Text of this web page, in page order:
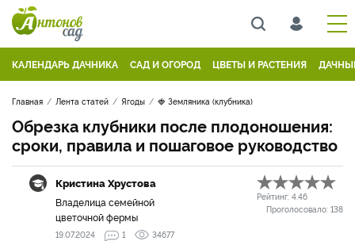
КАЛЕНДАРЬ ДАЧНИКА САД И ОГОРОД ЦВЕТЫ И РАСТЕНИЯ
Главная Лента статей Ягоды 🍓 Земляника (клубника)
Обрезка клубники после плодоношения:
сроки, правила и пошаговое руководство
Кристина Хрустова
Владелица семейной
цветочной фермы
Рейтинг: 4.46
Проголосовало: 138
19.07.2024 1 34677